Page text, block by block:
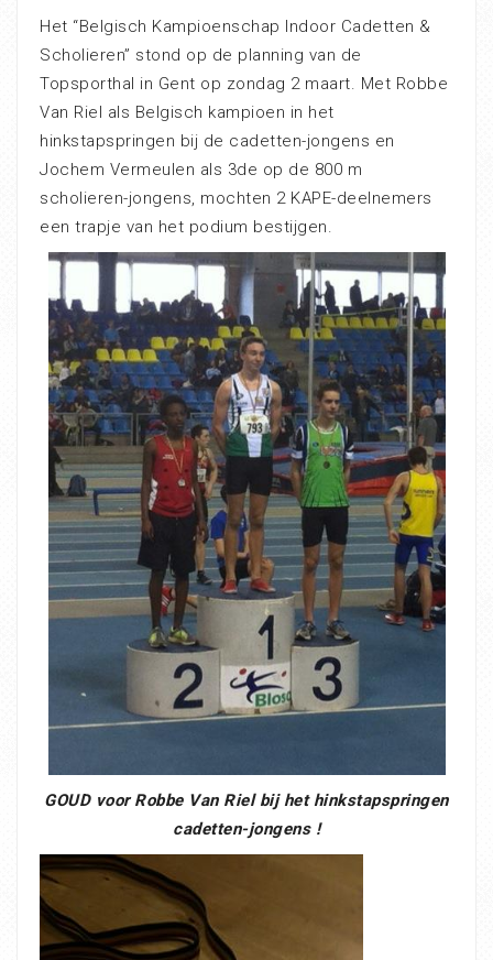
Het “Belgisch Kampioenschap Indoor Cadetten &
Scholieren” stond op de planning van de
Topsporthal in Gent op zondag 2 maart. Met Robbe
Van Riel als Belgisch kampioen in het
hinkstapspringen bij de cadetten-jongens en
Jochem Vermeulen als 3de op de 800 m
scholieren-jongens, mochten 2 KAPE-deelnemers
een trapje van het podium bestijgen.
GOUD voor Robbe Van Riel bij het hinkstapspringen
cadetten-jongens !